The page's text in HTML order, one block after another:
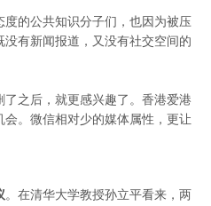
的公共知识分子们，也因为被压
有新闻报道，又没有社交空间的
之后，就更感兴趣了。香港爱港
。微信相对少的媒体属性，更让
。在清华大学教授孙立平看来，两